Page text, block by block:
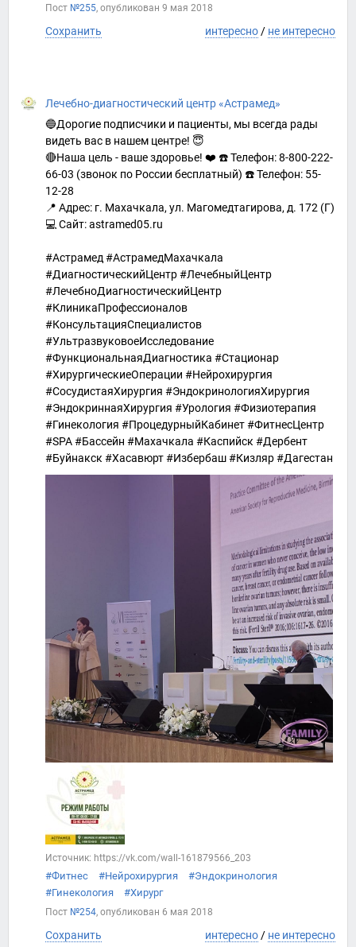
Пост №255, опубликован 9 мая 2018
Сохранить интересно / не интересно
Лечебно-диагностический центр «Астрамед»
🔵Дорогие подписчики и пациенты, мы всегда рады
видеть вас в нашем центре! 😇
🔴Наша цель - ваше здоровье! ❤️ ☎️ Телефон: 8-800-222-
66-03 (звонок по России бесплатный) ☎️ Телефон: 55-
12-28
📍 Адрес: г. Махачкала, ул. Магомедтагирова, д. 172 (Г)
💻 Сайт: astramed05.ru
#Астрамед #АстрамедМахачкала
#ДиагностическийЦентр #ЛечебныйЦентр
#ЛечебноДиагностическийЦентр
#КлиникаПрофессионалов
#КонсультацияСпециалистов
#УльтразвуковоеИсследование
#ФункциональнаяДиагностика #Стационар
#ХирургическиеОперации #Нейрохирургия
#СосудистаяХирургия #ЭндокринологияХирургия
#ЭндокриннаяХирургия #Урология #Физиотерапия
#Гинекология #ПроцедурныйКабинет #ФитнесЦентр
#SPA #Бассейн #Махачкала #Каспийск #Дербент
#Буйнакск #Хасавюрт #Избербаш #Кизляр #Дагестан
Источник: https://vk.com/wall-161879566_203
#Фитнес #Нейрохирургия
#Эндокринология
#Гинекология
#Хирург
Пост №254, опубликован 6 мая 2018
Сохранить интересно / не интересно